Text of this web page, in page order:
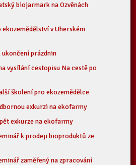
biojarmark na Ozvěnách
v Uherském
prázdnin
vysílání cestopisu Na cestě po
školení pro ekozemědělce
exkurzi na ekofarmy
exkurze na ekofarmy
k prodeji bioproduktů ze
zaměřený na zpracování